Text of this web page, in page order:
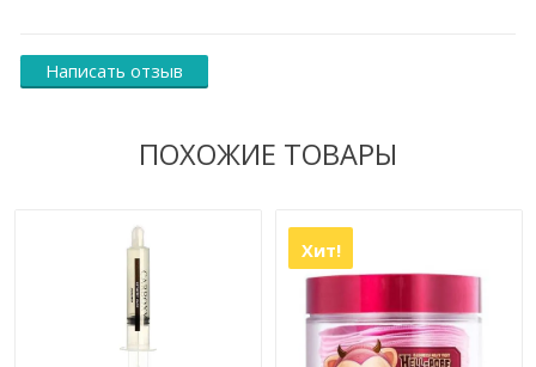
Написать отзыв
ПОХОЖИЕ ТОВАРЫ
Хит!